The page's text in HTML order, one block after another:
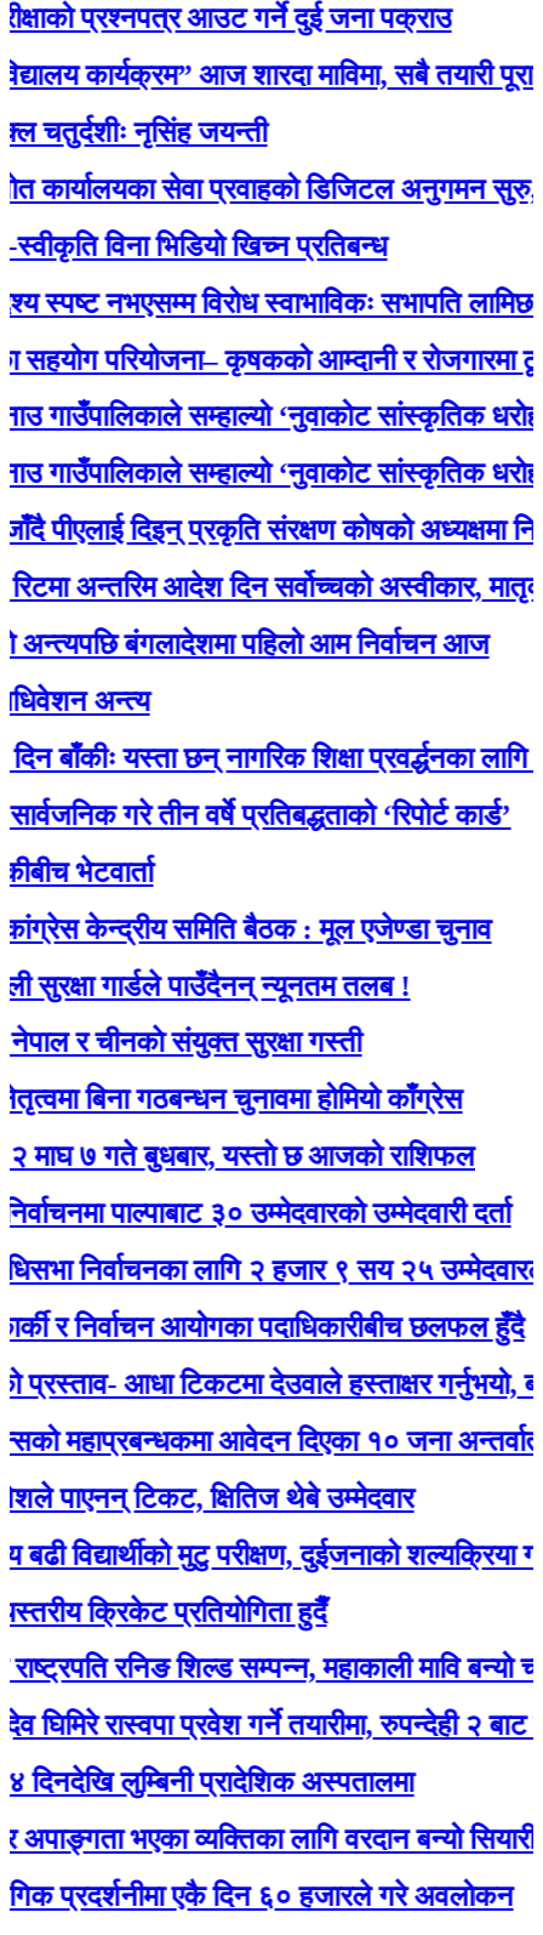
प्रश्नपत्र आउट गर्ने दुई जना पक्राउ
कार्यक्रम” आज शारदा माविमा, सबै तयारी पूरा
नृसिंह जयन्ती
सेवा प्रवाहको डिजिटल अनुगमन सुरु, मन्त्री
विना भिडियो खिच्न प्रतिबन्ध
नभएसम्म विरोध स्वाभाविकः सभापति लामिछाने
परियोजना– कृषकको आम्दानी र रोजगारमा ठूलो
सम्हाल्यो ‘नुवाकोट सांस्कृतिक धरोहर
सम्हाल्यो ‘नुवाकोट सांस्कृतिक धरोहर
दिइन् प्रकृति संरक्षण कोषको अध्यक्षमा नियुक्ति
अन्तरिम आदेश दिन सर्वोच्चको अस्वीकार, मातृका
बंगलादेशमा पहिलो आम निर्वाचन आज
अन्त्य
यस्ता छन् नागरिक शिक्षा प्रवर्द्धनका लागि स्रोत
गरे तीन वर्षे प्रतिबद्धताको ‘रिपोर्ट कार्ड’
केन्द्रीय समिति बैठक : मूल एजेण्डा चुनाव
गार्डले पाउँदैनन् न्यूनतम तलब !
चीनकाे संयुक्त सुरक्षा गस्ती
गठबन्धन चुनावमा होमियो काँग्रेस
गते बुधबार, यस्ताे छ आजको राशिफल
पाल्पाबाट ३० उम्मेदवारको उम्मेदवारी दर्ता
निर्वाचनका लागि २ हजार ९ सय २५ उम्मेदवारले
निर्वाचन आयोगका पदाधिकारीबीच छलफल हुँदै
आधा टिकटमा देउवाले हस्ताक्षर गर्नुभयो, बाँकी
आवेदन दिएका १० जना अन्तर्वार्ताका
टिकट, क्षितिज थेबे उम्मेदवार
मुटु परीक्षण, दुईजनाको शल्यक्रिया गर्नुपर्ने
क्रिकेट प्रतियोगिता हुदैँ
रनिङ शिल्ड सम्पन्न, महाकाली मावि बन्यो
रास्वपा प्रवेश गर्ने तयारीमा, रुपन्देही २ बाट
लुम्बिनी प्रादेशिक अस्पतालमा
भएका व्यक्तिका लागि वरदान बन्यो सियारीको
एकै दिन ६० हजारले गरे अवलोकन